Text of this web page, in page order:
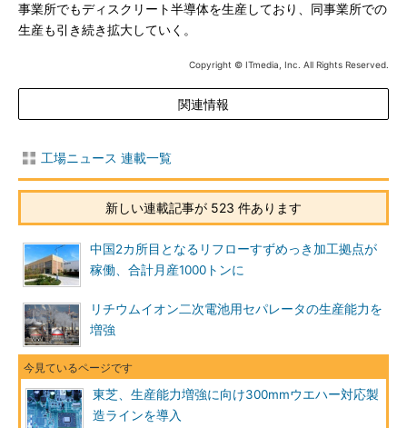
事業所でもディスクリート半導体を生産しており、同事業所での
生産も引き続き拡大していく。
Copyright © ITmedia, Inc. All Rights Reserved.
関連情報
工場ニュース 連載一覧
新しい連載記事が 523 件あります
中国2カ所目となるリフローすずめっき加工拠点が
稼働、合計月産1000トンに
リチウムイオン二次電池用セパレータの生産能力を
増強
東芝、生産能力増強に向け300mmウエハー対応製
造ラインを導入